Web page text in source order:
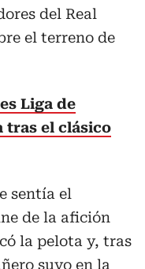
del Real
el terreno de
Liga de
tras el clásico
sentía el
de la afición
la pelota y, tras
suyo en la